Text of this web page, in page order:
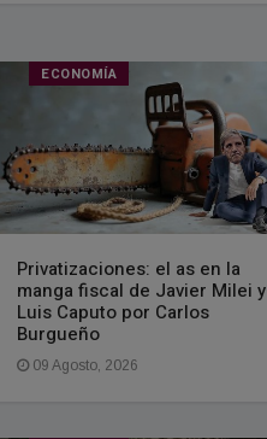
ECONOMÍA
Privatizaciones: el as en la
manga fiscal de Javier Milei y
Luis Caputo por Carlos
Burgueño
09 Agosto, 2026